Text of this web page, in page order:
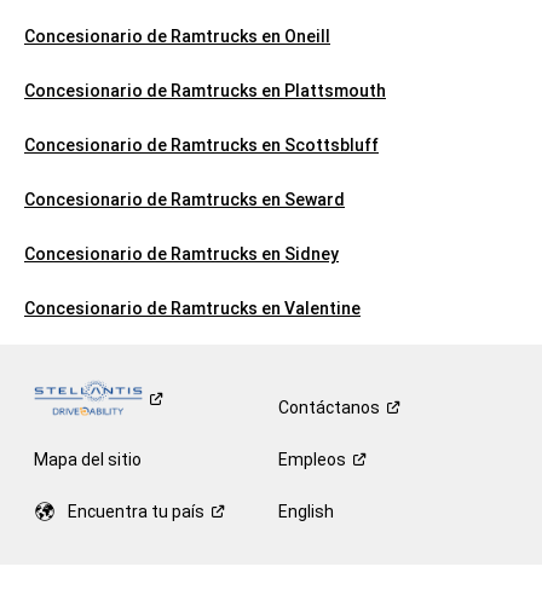
Concesionario de Ramtrucks en Oneill
Concesionario de Ramtrucks en Plattsmouth
Concesionario de Ramtrucks en Scottsbluff
Concesionario de Ramtrucks en Seward
Concesionario de Ramtrucks en Sidney
Concesionario de Ramtrucks en Valentine
Contáctanos
Mapa del sitio Empleos
Encuentra tu país English